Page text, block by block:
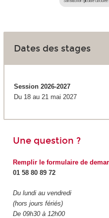
Dates des stages
Session 2026-2027
Du 18 au 21 mai 2027
Une question ?
Remplir le formulaire de
01 58 80 89 72
Du lundi au vendredi
(hors jours fériés)
De 09h30 à 12h00